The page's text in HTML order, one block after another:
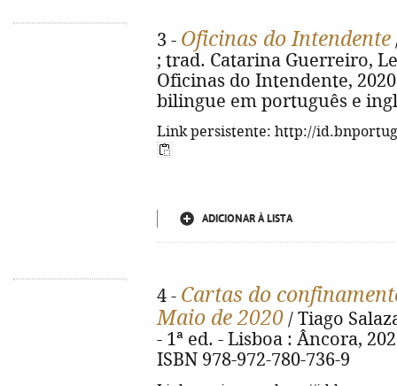
3 - Oficinas do Intendente
; trad. Catarina Guerreiro,
Oficinas do Intendente,
bilingue em português e
Link persistente: http://
ADICIONAR À LISTA
4 - Cartas do
Maio de 2020 / Tiago
- 1ª ed. - Lisboa : Âncora,
ISBN 978-972-780-736-9